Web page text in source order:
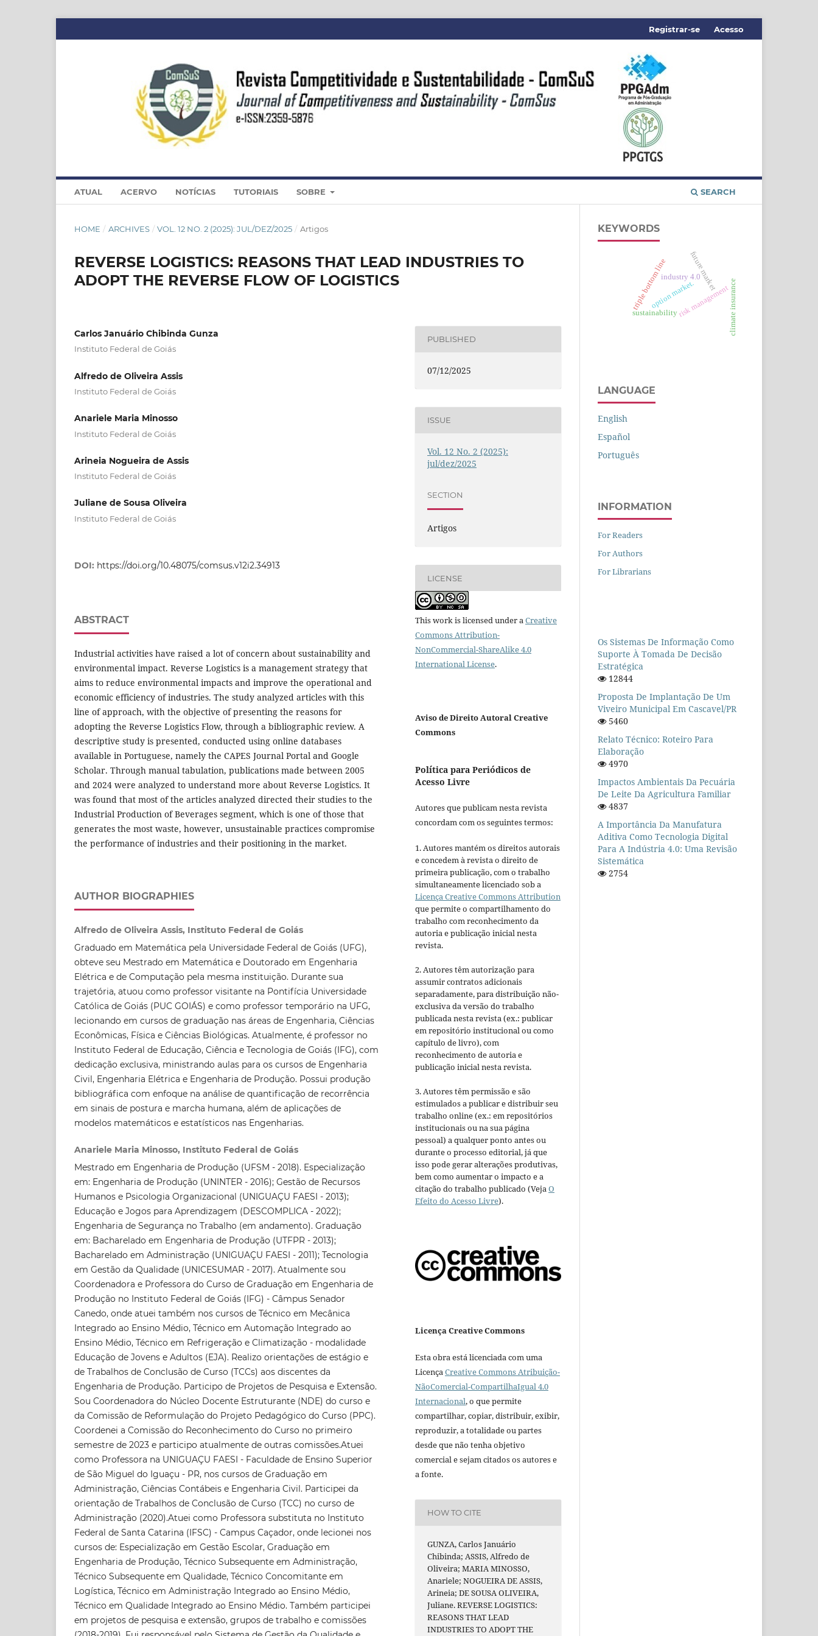
ATUAL ACERVO NOTÍCIAS TUTORIAIS SOBRE SEARCH
Registrar-se Acesso
HOME / ARCHIVES / VOL. 12 NO. 2 (2025): JUL/DEZ/2025 / Artigos
REVERSE LOGISTICS: REASONS THAT LEAD INDUSTRIES TO
ADOPT THE REVERSE FLOW OF LOGISTICS
Carlos Januário Chibinda Gunza
Instituto Federal de Goiás
Alfredo de Oliveira Assis
Instituto Federal de Goiás
Anariele Maria Minosso
Instituto Federal de Goiás
Arineia Nogueira de Assis
Instituto Federal de Goiás
Juliane de Sousa Oliveira
Instituto Federal de Goiás
DOI: https://doi.org/10.48075/comsus.v12i2.34913
ABSTRACT
Industrial activities have raised a lot of concern about sustainability and
environmental impact. Reverse Logistics is a management strategy that
aims to reduce environmental impacts and improve the operational and
economic efficiency of industries. The study analyzed articles with this
line of approach, with the objective of presenting the reasons for
adopting the Reverse Logistics Flow, through a bibliographic review. A
descriptive study is presented, conducted using online databases
available in Portuguese, namely the CAPES Journal Portal and Google
Scholar. Through manual tabulation, publications made between 2005
and 2024 were analyzed to understand more about Reverse Logistics. It
was found that most of the articles analyzed directed their studies to the
Industrial Production of Beverages segment, which is one of those that
generates the most waste, however, unsustainable practices compromise
the performance of industries and their positioning in the market.
AUTHOR BIOGRAPHIES
Alfredo de Oliveira Assis, Instituto Federal de Goiás
Graduado em Matemática pela Universidade Federal de Goiás (UFG),
obteve seu Mestrado em Matemática e Doutorado em Engenharia
Elétrica e de Computação pela mesma instituição. Durante sua
trajetória, atuou como professor visitante na Pontifícia Universidade
Católica de Goiás (PUC GOIÁS) e como professor temporário na UFG,
lecionando em cursos de graduação nas áreas de Engenharia, Ciências
Econômicas, Física e Ciências Biológicas. Atualmente, é professor no
Instituto Federal de Educação, Ciência e Tecnologia de Goiás (IFG), com
dedicação exclusiva, ministrando aulas para os cursos de Engenharia
Civil, Engenharia Elétrica e Engenharia de Produção. Possui produção
bibliográfica com enfoque na análise de quantificação de recorrência
em sinais de postura e marcha humana, além de aplicações de
modelos matemáticos e estatísticos nas Engenharias.
Anariele Maria Minosso, Instituto Federal de Goiás
Mestrado em Engenharia de Produção (UFSM - 2018). Especialização
em: Engenharia de Produção (UNINTER - 2016); Gestão de Recursos
Humanos e Psicologia Organizacional (UNIGUAÇU FAESI - 2013);
Educação e Jogos para Aprendizagem (DESCOMPLICA - 2022);
Engenharia de Segurança no Trabalho (em andamento). Graduação
em: Bacharelado em Engenharia de Produção (UTFPR - 2013);
Bacharelado em Administração (UNIGUAÇU FAESI - 2011); Tecnologia
em Gestão da Qualidade (UNICESUMAR - 2017). Atualmente sou
Coordenadora e Professora do Curso de Graduação em Engenharia de
Produção no Instituto Federal de Goiás (IFG) - Câmpus Senador
Canedo, onde atuei também nos cursos de Técnico em Mecânica
Integrado ao Ensino Médio, Técnico em Automação Integrado ao
Ensino Médio, Técnico em Refrigeração e Climatização - modalidade
Educação de Jovens e Adultos (EJA). Realizo orientações de estágio e
de Trabalhos de Conclusão de Curso (TCCs) aos discentes da
Engenharia de Produção. Participo de Projetos de Pesquisa e Extensão.
Sou Coordenadora do Núcleo Docente Estruturante (NDE) do curso e
da Comissão de Reformulação do Projeto Pedagógico do Curso (PPC).
Coordenei a Comissão do Reconhecimento do Curso no primeiro
semestre de 2023 e participo atualmente de outras comissões.Atuei
como Professora na UNIGUAÇU FAESI - Faculdade de Ensino Superior
de São Miguel do Iguaçu - PR, nos cursos de Graduação em
Administração, Ciências Contábeis e Engenharia Civil. Participei da
orientação de Trabalhos de Conclusão de Curso (TCC) no curso de
Administração (2020).Atuei como Professora substituta no Instituto
Federal de Santa Catarina (IFSC) - Campus Caçador, onde lecionei nos
cursos de: Especialização em Gestão Escolar, Graduação em
Engenharia de Produção, Técnico Subsequente em Administração,
Técnico Subsequente em Qualidade, Técnico Concomitante em
Logística, Técnico em Administração Integrado ao Ensino Médio,
Técnico em Qualidade Integrado ao Ensino Médio. Também participei
em projetos de pesquisa e extensão, grupos de trabalho e comissões
PUBLISHED
07/12/2025
ISSUE
Vol. 12 No. 2 (2025):
jul/dez/2025
SECTION
Artigos
LICENSE
This work is licensed under aCreative
Commons Attribution-
NonCommercial-ShareAlike 4.0
International License.
Aviso de Direito Autoral Creative
Commons
Política para Periódicos de
Acesso Livre
Autores que publicam nesta revista
concordam com os seguintes termos:
1. Autores mantém os direitos autorais
e concedem à revista o direito de
primeira publicação, com o trabalho
simultaneamente licenciado sob a
Licença Creative Commons Attribution
que permite o compartilhamento do
trabalho com reconhecimento da
autoria e publicação inicial nesta
revista.
2. Autores têm autorização para
assumir contratos adicionais
separadamente, para distribuição não-
exclusiva da versão do trabalho
publicada nesta revista (ex.: publicar
em repositório institucional ou como
capítulo de livro), com
reconhecimento de autoria e
publicação inicial nesta revista.
3. Autores têm permissão e são
estimulados a publicar e distribuir seu
trabalho online (ex.: em repositórios
institucionais ou na sua página
pessoal) a qualquer ponto antes ou
durante o processo editorial, já que
isso pode gerar alterações produtivas,
bem como aumentar o impacto e a
citação do trabalho publicado (VejaO
Efeito do Acesso Livre).
Licença Creative Commons
Esta obra está licenciada com uma
LicençaCreative Commons Atribuição-
NãoComercial-CompartilhaIgual 4.0
Internacional, o que permite
compartilhar, copiar, distribuir, exibir,
reproduzir, a totalidade ou partes
desde que não tenha objetivo
comercial e sejam citados os autores e
a fonte.
HOW TO CITE
GUNZA, Carlos Januário
Chibinda; ASSIS, Alfredo de
Oliveira; MARIA MINOSSO,
Anariele; NOGUEIRA DE ASSIS,
Arineia; DE SOUSA OLIVEIRA,
Juliane. REVERSE LOGISTICS:
REASONS THAT LEAD
INDUSTRIES TO ADOPT THE
KEYWORDS
industry 4.0
risk management
sustainability
triple bottom line climate insurance
future market
option market.
LANGUAGE
English
Español
Português
INFORMATION
For Readers
For Authors
For Librarians
Os Sistemas De Informação Como
Suporte À Tomada De Decisão
Estratégica
12844
Proposta De Implantação De Um
Viveiro Municipal Em Cascavel/PR
5460
Relato Técnico: Roteiro Para
Elaboração
4970
Impactos Ambientais Da Pecuária
De Leite Da Agricultura Familiar
4837
A Importância Da Manufatura
Aditiva Como Tecnologia Digital
Para A Indústria 4.0: Uma Revisão
Sistemática
2754